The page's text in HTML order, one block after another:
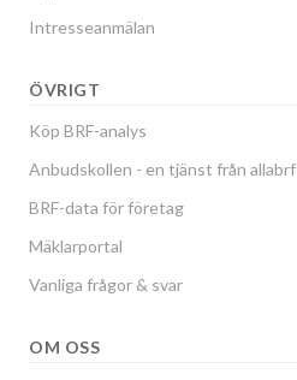
Intresseanmälan
ÖVRIGT
Köp BRF-analys
Anbudskollen - en tjänst från allabrf
BRF-data för företag
Mäklarportal
Vanliga frågor & svar
OM OSS